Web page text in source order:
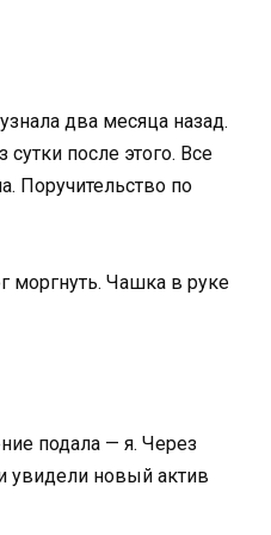
два месяца назад.
после этого. Все
Поручительство по
моргнуть. Чашка в руке
подала — я. Через
увидели новый актив